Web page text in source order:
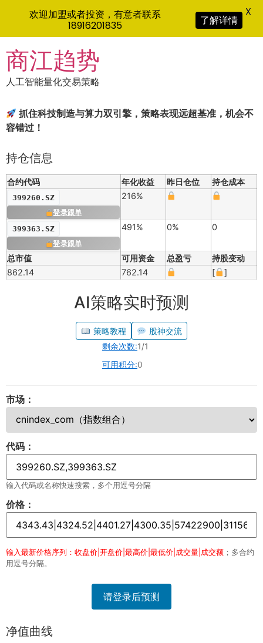
to
content
商江趋势
人工智能量化交易策略
抓住科技制造与算力双引擎，策略表现远超基准，机会不
容错过！
持仓信息
合约代码 年化收益 昨日仓位 持仓成本
399260.SZ
登录跟单
216%
399363.SZ
登录跟单
491% 0% 0
总市值 可用资金 总盈亏
持股变动
862.14
762.14 [ ]
AI策略实时预测
策略教程
股神交流
剩余次数:1/1
可用积分:0
市场：
代码：
输入代码或名称快速搜索，多个用逗号分隔
价格：
输入最新价格序列：收盘价|开盘价|最高价|最低价|成交量|成交额 ；多合约
用逗号分隔。
请登录后预测
净值曲线
欢迎加盟或者投资，有意者联系
18916201835
了解详情
X